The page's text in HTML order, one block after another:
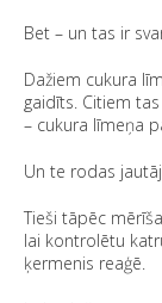
Bet – un tas ir
Dažiem cukura
gaidīts. Citiem
– cukura līmeņa
Un te rodas
Tieši tāpēc
lai kontrolētu
ķermenis reaģē.